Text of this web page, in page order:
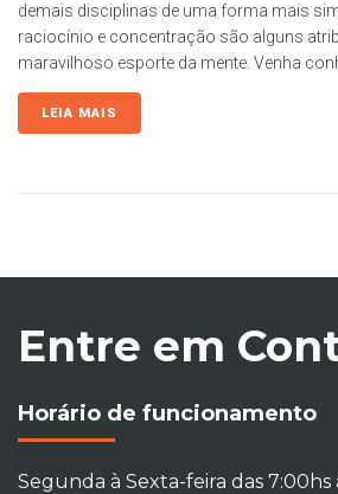
demais disciplinas de uma forma mais
raciocínio e concentração são alguns
maravilhoso esporte da mente. Venha
LEIA MAIS
Entre em
Horário de funcionamento
Segunda à Sexta-feira das 7:00hs